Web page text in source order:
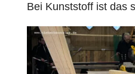
Bei Kunststoff ist das